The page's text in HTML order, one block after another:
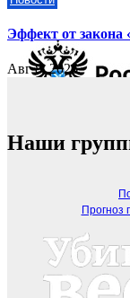
Эффект от закона
Авг 8, 2026
Наши
Прогноз